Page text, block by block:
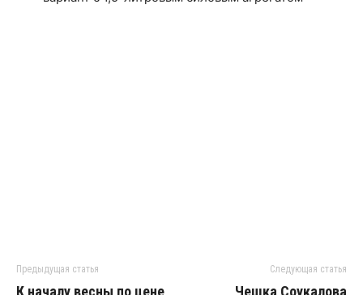
Предыдущая статья
К началу весны по цене
Следующая статья
Чешка Соукалова